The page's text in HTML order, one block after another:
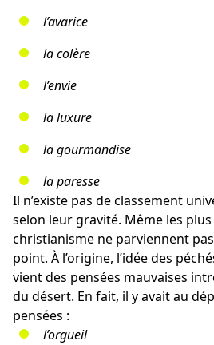
l’avarice
la colère
l’envie
la luxure
la gourmandise
la paresse
Il n’existe pas de classement
selon leur gravité. Même les
christianisme ne parviennent
point. À l’origine, l’idée des
vient des pensées mauvaises
du désert. En fait, il y avait au
pensées :
l’orgueil